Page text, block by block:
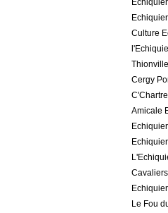
Culture
Cergy
Amicale
Le Fou